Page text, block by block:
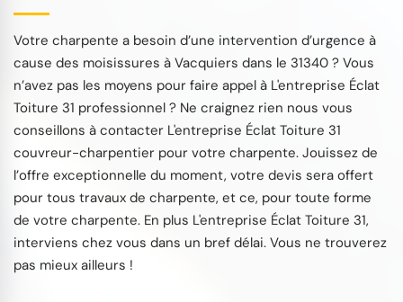
Votre charpente a besoin d’une intervention d’urgence à
cause des moisissures à Vacquiers dans le 31340 ? Vous
n’avez pas les moyens pour faire appel à L'entreprise Éclat
Toiture 31 professionnel ? Ne craignez rien nous vous
conseillons à contacter L'entreprise Éclat Toiture 31
couvreur-charpentier pour votre charpente. Jouissez de
l’offre exceptionnelle du moment, votre devis sera offert
pour tous travaux de charpente, et ce, pour toute forme
de votre charpente. En plus L'entreprise Éclat Toiture 31,
interviens chez vous dans un bref délai. Vous ne trouverez
pas mieux ailleurs !